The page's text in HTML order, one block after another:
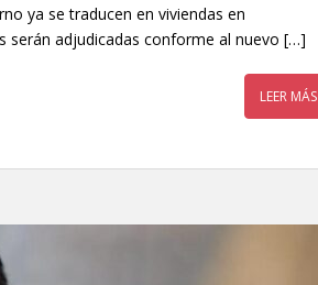
ya se traducen en viviendas en
serán adjudicadas conforme al nuevo […]
LEER MÁS